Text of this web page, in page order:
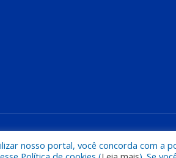
nosso portal, você concorda com a